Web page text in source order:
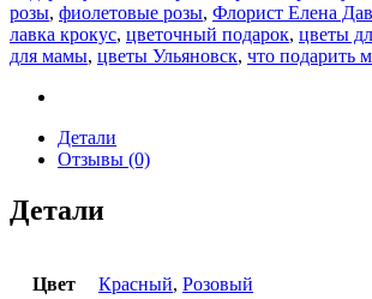
розы, фиолетовые розы, Флорист Елена
лавка крокус, цветочный подарок, цветы
для мамы, цветы Ульяновск, что подарить
Детали
Отзывы (0)
Детали
Цвет Красный, Розовый